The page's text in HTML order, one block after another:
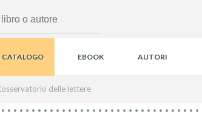
CATALOGO EBOOK AUTORI
delle lettere